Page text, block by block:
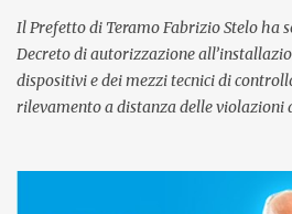
Il Prefetto di Teramo Fabrizio Stelo ha
Decreto di autorizzazione
dispositivi e dei mezzi tecnici di
rilevamento a distanza delle violazioni
tratti di strada del territorio provinciale